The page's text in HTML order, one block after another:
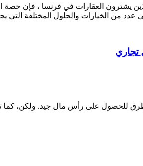
يشترون العقارات في فرنسا ، فإن حصة
عدد من الخيارات والحلول المختلفة
تجاري
للحصول على رأس مال جيد. ولكن، كما